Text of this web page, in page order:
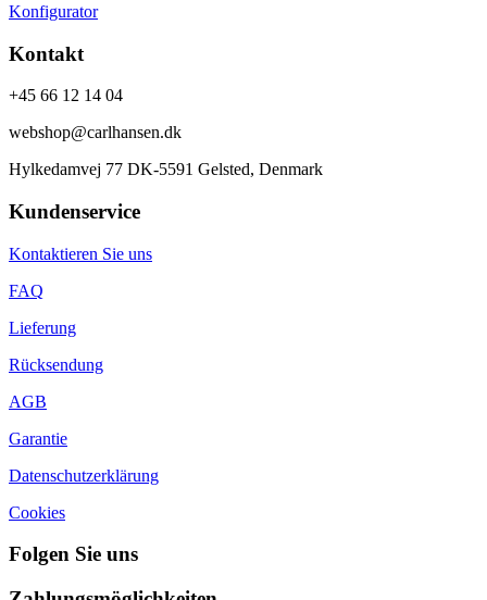
Konfigurator
Kontakt
+45 66 12 14 04
webshop@carlhansen.dk
Hylkedamvej 77 DK-5591 Gelsted, Denmark
Kundenservice
Kontaktieren Sie uns
FAQ
Lieferung
Rücksendung
AGB
Garantie
Datenschutzerklärung
Cookies
Folgen Sie uns